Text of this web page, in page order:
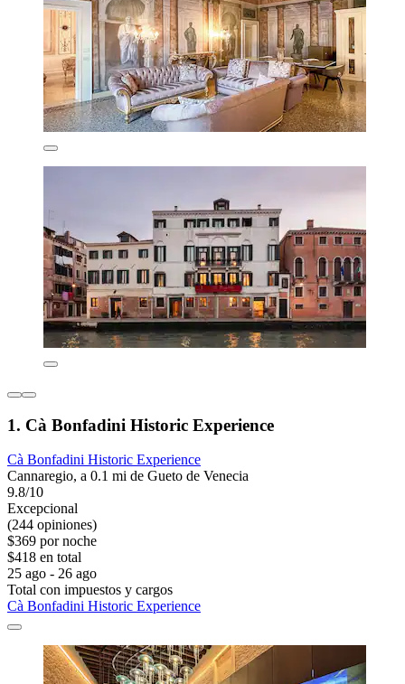
1. Cà Bonfadini Historic Experience
Cà Bonfadini Historic Experience
Cannaregio, a 0.1 mi de Gueto de Venecia
9.8/10
Excepcional
(244 opiniones)
$369 por noche
$418 en total
25 ago - 26 ago
Total con impuestos y cargos
Cà Bonfadini Historic Experience